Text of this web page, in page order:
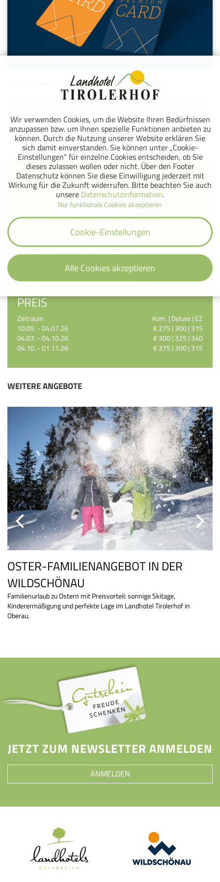
WILDSCHÖNAU PREMIUM CARD SOMMER INKLUSIVE
Im Sommer sind die Bergbahnen in der Wildschönau, Freibad, Tennis,
Bergbauermuseum und vieles mehr gratis inkludiert.
Mehr Info
INKLUDIERTE LEISTUNGEN
- 3 Übernachtungen im Komfortzimmer oder Komfortzimmer de
- Nutzung unseres Vitalbereichs mit Hallenbad
- Nutzung der Saunalandschaft und Ruheräume
- Wildschönau PREMIUM Card inklusive
Angegebene Preise pro Person und Aufenthalt.
PREIS
Zeitraum
10.05. - 04.07.26
04.07. - 04.10.26
04.10. - 01.11.26
Kom. | Deluxe | EZ
€ 275 | 300 | 315
€ 300 | 325 | 340
€ 275 | 300 | 315
WEITERE ANGEBOTE
OSTER-FAMILIENANGEBOTIN DER
WILDSCHÖNAU
Familienurlaub zu Ostern mit Preisvorteil: sonnige Skitage,
Kinderermäßigung und perfekte Lage im Landhotel Tirolerhof in
Oberau.
JETZT ZUM NEWSLETTER ANMELDEN
ANMELDEN
Wir verwenden Cookies, um die Website Ihren Bedürfnissen
anzupassen bzw. um Ihnen spezielle Funktionen anbieten zu
können. Durch die Nutzung unserer Website erklären Sie
sich damit einverstanden. Sie können unter „Cookie-
Einstellungen“ für einzelne Cookies entscheiden, ob Sie
dieses zulassen wollen oder nicht. Über den Footer
Datenschutz können Sie diese Einwilligung jederzeit mit
Wirkung für die Zukunft widerrufen. Bitte beachten Sie auch
unsere Datenschutzinformation.
Nur funktionale Cookies akzeptieren
Cookie-Einstellungen
Alle Cookies akzeptieren